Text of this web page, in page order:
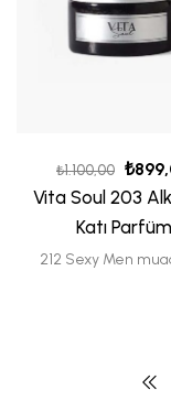
₺1.100,00 ₺
Vita Soul 203
Katı Parfüm
212 Sexy Men